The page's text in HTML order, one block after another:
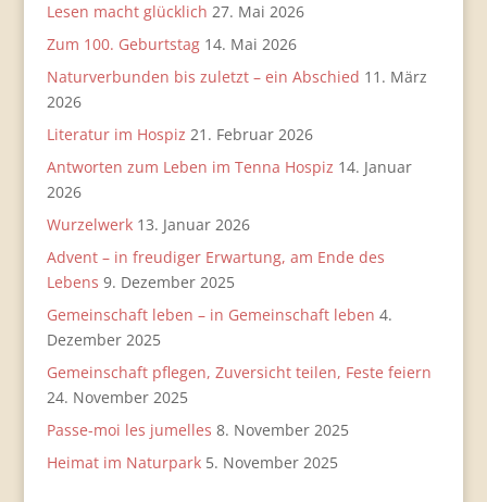
Lesen macht glücklich 27. Mai 2026
Zum 100. Geburtstag 14. Mai 2026
Naturverbunden bis zuletzt – ein Abschied 11. März
2026
Literatur im Hospiz 21. Februar 2026
Antworten zum Leben im Tenna Hospiz 14. Januar
2026
Wurzelwerk 13. Januar 2026
Advent – in freudiger Erwartung, am Ende des
Lebens 9. Dezember 2025
Gemeinschaft leben – in Gemeinschaft leben 4.
Dezember 2025
Gemeinschaft pflegen, Zuversicht teilen, Feste feiern
24. November 2025
Passe-moi les jumelles 8. November 2025
Heimat im Naturpark 5. November 2025